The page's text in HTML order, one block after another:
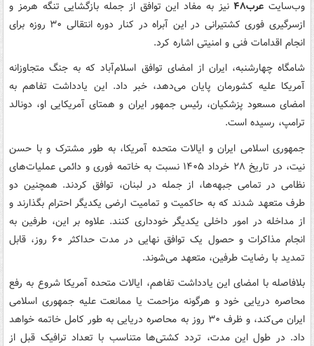
وب‌سایت عرب۴۸
نیز به مفاد این توافق از جمله بازگشایی تنگه هرمز و
ازسرگیری فوری کشتیرانی در این آبراه در کنار دوره انتقالی ۳۰ روزه برای
انجام اقدامات فنی و امنیتی اشاره کرد.
شامگاه چهارشنبه، ایران از امضای توافق اسلام‌آباد که به جنگ متجاوزانه
آمریکا علیه کشورمان پایان می‌دهد، خبر داد. این یادداشت تفاهم به
امضای مسعود پزشکیان، رئیس جمهور ایران و همتای آمریکایی او، دونالد
ترامپ، رسیده است.
جمهوری اسلامی ایران و ایالات متحده آمریکا، به طور مشترک و با حسن
نیت، در تاریخ ۲۸ خرداد ۱۴۰۵ نسبت به خاتمه فوری و دائمی عملیات‌های
نظامی در تمامی جبهه‌ها، از جمله در لبنان، توافق کردند. همچنین دو
طرف متعهد شدند که به حاکمیت و تمامیت ارضی یکدیگر احترام بگذارند و
از مداخله در امور داخلی یکدیگر خودداری کنند. علاوه بر این، طرفین به
انجام مذاکرات و حصول یک توافق نهایی در مدت حداکثر ۶۰ روز، قابل
تمدید با رضایت طرفین، متعهد می‌شوند.
بلافاصله با امضای این یادداشت تفاهم، ایالات متحده آمریکا شروع به رفع
محاصره دریایی خود و هرگونه مزاحمت یا ممانعت علیه جمهوری اسلامی
ایران می‌کند، و ظرف ۳۰ روز به محاصره دریایی به طور کامل خاتمه خواهد
داد. در طول این مدت، تردد کشتی‌ها متناسب با تعداد ترافیک قبل از